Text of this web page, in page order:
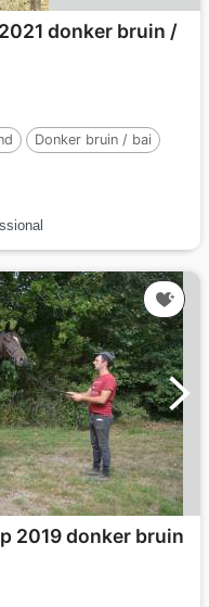
donker bruin /
Donker bruin / bai
2019 donker bruin